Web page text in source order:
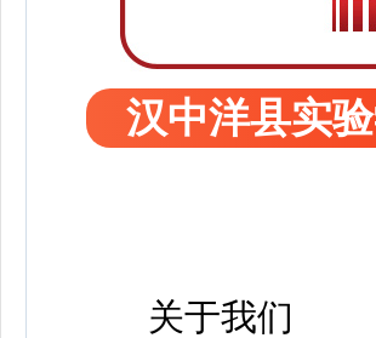
汉中洋县实
关于我们